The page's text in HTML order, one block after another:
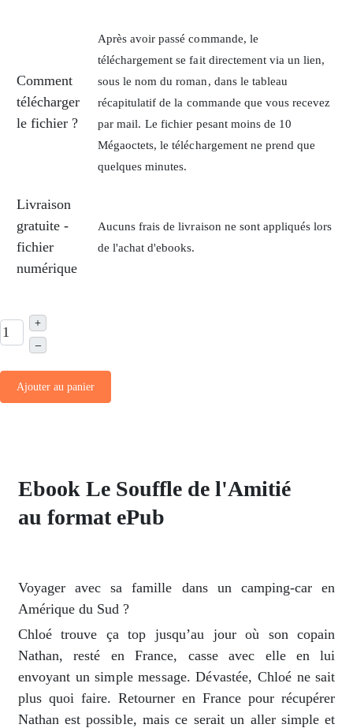
Comment
télécharger
le fichier ?
Après avoir passé commande, le
téléchargement se fait directement via un lien,
sous le nom du roman, dans le tableau
récapitulatif de la commande que vous recevez
par mail. Le fichier pesant moins de 10
Mégaoctets, le téléchargement ne prend que
quelques minutes.
Livraison
gratuite -
fichier
numérique
Aucuns frais de livraison ne sont appliqués lors
de l'achat d'ebooks.
+
–
Ajouter au panier
Ebook Le Souffle de l'Amitié
au format ePub
Voyager avec sa famille dans un camping-car en
Amérique du Sud ?
Chloé trouve ça top jusqu’au jour où son copain
Nathan, resté en France, casse avec elle en lui
envoyant un simple message. Dévastée, Chloé ne sait
plus quoi faire. Retourner en France pour récupérer
Nathan est possible, mais ce serait un aller simple et